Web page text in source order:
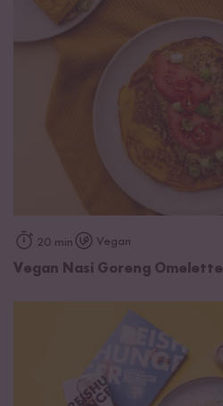
20 min Vegan
Vegan Nasi Goreng Omelette